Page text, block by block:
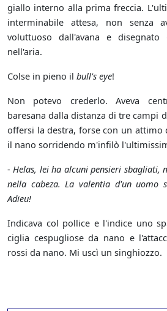
giallo interno alla prima freccia.
interminabile attesa, non senza
voluttuoso dall'avana e disegnato
nell'aria.
Colse in pieno il bull's eye!
Non potevo crederlo. Aveva
baresana dalla distanza di tre campi
offersi la destra, forse con un attimo
il nano sorridendo m'infilò
-Helas, lei ha alcuni pensieri sbagliati,
nella cabeza. La valentia d'un uomo
Adieu!
Indicava col pollice e l'indice uno
ciglia cespugliose da nano e
rossi da nano. Mi uscì un singhiozzo.